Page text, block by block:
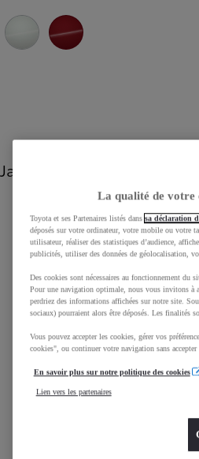
Jantes
Diapositive précédente
La qualité de votre
Toyota et ses Partenaires listés dans sa déclaration
déposés sur votre ordinateur, votre mobile ou votre
utilisateur, réaliser des statistiques d’audience,
publicités, utiliser des données de géolocalisation,
Des cookies sont nécessaires au fonctionnement du
Pour une navigation optimale, nous vous invitons à
perdriez des informations affichées sur notre site.
sociaux) pourraient alors être déposés. Les finalités
Vous pouvez accepter les cookies, gérer vos
cookies", ou continuer votre navigation sans
En savoir plus sur notre politique des cookies
Lien vers les partenaires